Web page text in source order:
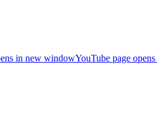
in new windowYouTube page